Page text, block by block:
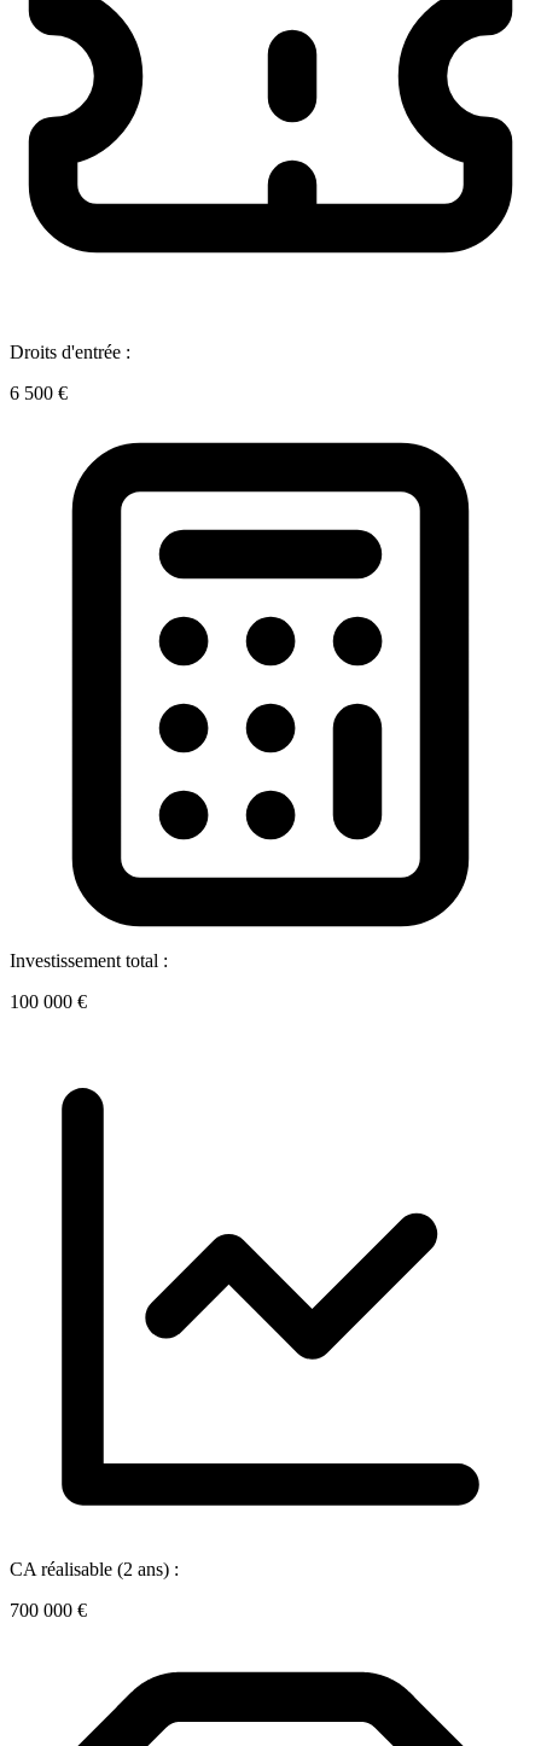
Droits d'entrée :
6 500 €
Investissement total :
100 000 €
CA réalisable (2 ans) :
700 000 €